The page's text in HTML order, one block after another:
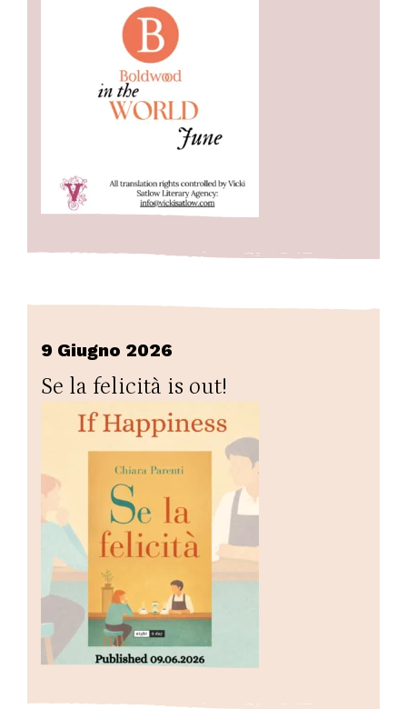
9 Giugno 2026
Se la felicità is out!